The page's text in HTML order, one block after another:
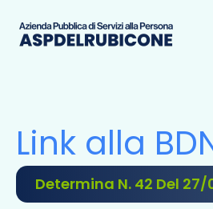
Link alla
Determina N. 42 Del